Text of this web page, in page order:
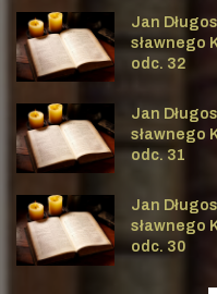
Jan
sławnego
odc. 32
Jan
sławnego
odc. 31
Jan
sławnego
odc. 30